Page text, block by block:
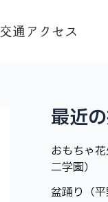
交通アクセス
最近
おもちゃ
二学園）
盆踊り（平